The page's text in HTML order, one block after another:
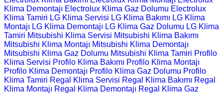
Klima Demontajı Electrolux Klima Gaz Dolumu Electrolux
Klima Tamiri LG Klima Servisi LG Klima Bakımı LG Klima
Montajı LG Klima Demontajı LG Klima Gaz Dolumu LG Klima
Tamiri Mitsubishi Klima Servisi Mitsubishi Klima Bakımı
Mitsubishi Klima Montajı Mitsubishi Klima Demontajı
Mitsubishi Klima Gaz Dolumu Mitsubishi Klima Tamiri Profilo
Klima Servisi Profilo Klima Bakımı Profilo Klima Montajı
Profilo Klima Demontajı Profilo Klima Gaz Dolumu Profilo
Klima Tamiri Regal Klima Servisi Regal Klima Bakımı Regal
Klima Montajı Regal Klima Demontajı Regal Klima Gaz